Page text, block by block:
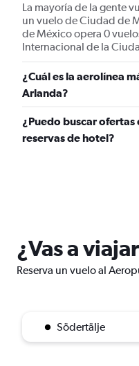
La mayoría de la gente
un vuelo de Ciudad de
de México opera 0
Internacional de la
¿Cuál es la aerolínea
Arlanda?
¿Puedo buscar
reservas de hotel?
¿Vas a
Reserva un vuelo al
Södertälje